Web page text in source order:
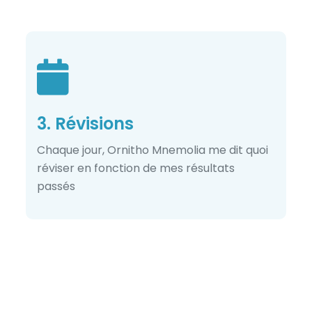
3. Révisions
Chaque jour, Ornitho Mnemolia me dit quoi
réviser en fonction de mes résultats
passés